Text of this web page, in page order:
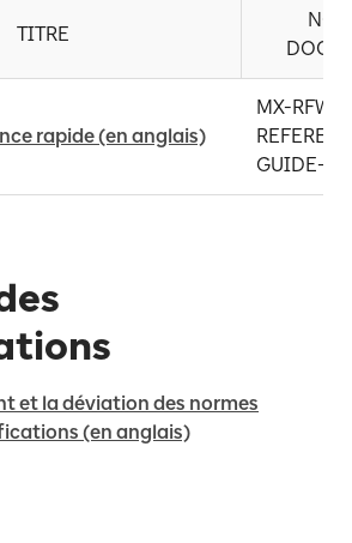
TITRE
NO.
rapide (en anglais)
MX-RFW
GUIDE-
et la déviation des normes
(en anglais)